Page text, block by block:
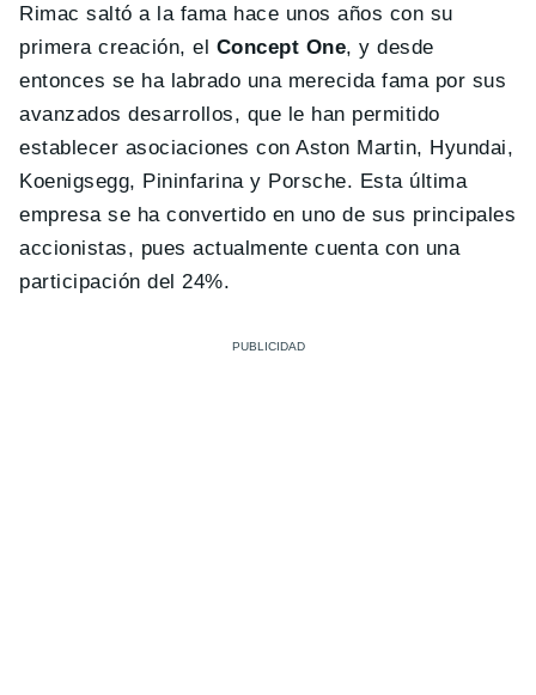
Rimac saltó a la fama hace unos años con su
primera creación, el Concept One, y desde
entonces se ha labrado una merecida fama por sus
avanzados desarrollos, que le han permitido
establecer asociaciones con Aston Martin, Hyundai,
Koenigsegg, Pininfarina y Porsche. Esta última
empresa se ha convertido en uno de sus principales
accionistas, pues actualmente cuenta con una
participación del 24%.